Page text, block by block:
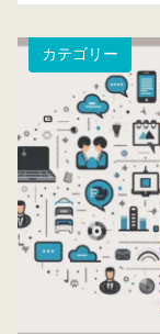
カテゴリー